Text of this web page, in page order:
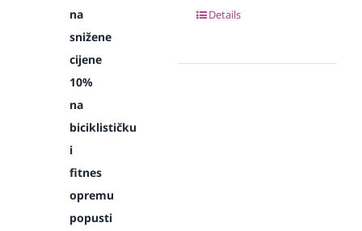
na
snižene
cijene
10%
na
biciklističku
i
fitnes
opremu
popusti
Details